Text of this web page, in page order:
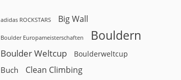
adidas ROCKSTARS Big Wall
Boulder Europameisterschaften Bouldern
Boulder Weltcup Boulderweltcup
Buch Clean Climbing